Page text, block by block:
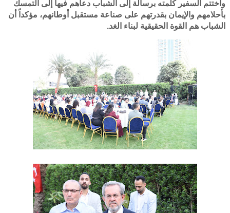
واختتم السفير كلمته برسالة إلى الشباب دعاهم فيها إلى التمسك
بأحلامهم والإيمان بقدرتهم على صناعة مستقبل أوطانهم، مؤكداً أن
الشباب هم القوة الحقيقية لبناء الغد.